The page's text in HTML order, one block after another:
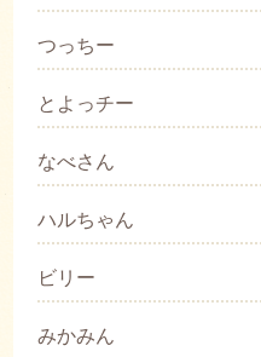
つっちー
とよっチー
なべさん
ハルちゃん
ビリー
みかみん